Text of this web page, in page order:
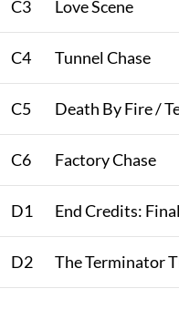
C3 Love Scene
C4 Tunnel Chase
C5 Death By Fire /
C6 Factory Chase
D1 End Credits:
D2 The Terminator